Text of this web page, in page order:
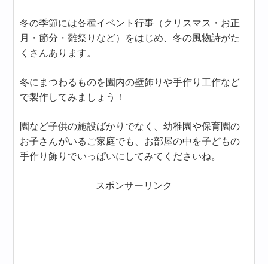
冬の季節には各種イベント行事（クリスマス・お正
月・節分・雛祭りなど）をはじめ、冬の風物詩がた
くさんあります。
冬にまつわるものを園内の壁飾りや手作り工作など
で製作してみましょう！
園など子供の施設ばかりでなく、幼稚園や保育園の
お子さんがいるご家庭でも、お部屋の中を子どもの
手作り飾りでいっぱいにしてみてくださいね。
スポンサーリンク